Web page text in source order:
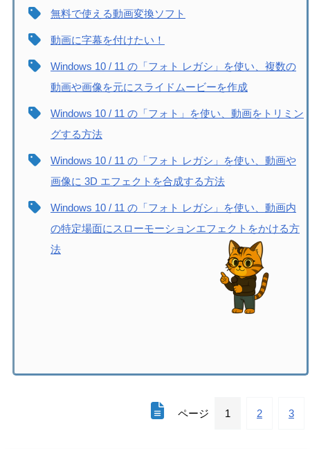
無料で使える動画変換ソフト
動画に字幕を付けたい！
Windows 10 / 11 の「フォト レガシ」を使い、複数の
動画や画像を元にスライドムービーを作成
Windows 10 / 11 の「フォト」を使い、動画をトリミン
グする方法
Windows 10 / 11 の「フォト レガシ」を使い、動画や
画像に 3D エフェクトを合成する方法
Windows 10 / 11 の「フォト レガシ」を使い、動画内
の特定場面にスローモーションエフェクトをかける方
法
ページ 1 2 3